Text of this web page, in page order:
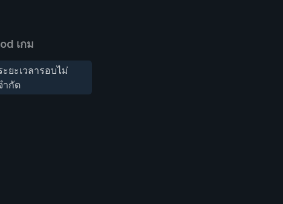
เกม
ะยะเวลารอบไม่
ำกัด